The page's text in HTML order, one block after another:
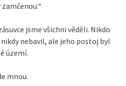
jsme všichni věděli. Nikdo
nebavil, ale jeho postoj byl
území.
mnou.